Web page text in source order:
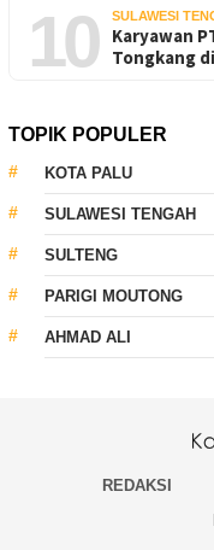
10 SULAWESI
Karyawan
Tongkang
TOPIK POPULER
KOTA PALU
SULAWESI TENGAH
SULTENG
PARIGI MOUTONG
AHMAD ALI
REDAKSI